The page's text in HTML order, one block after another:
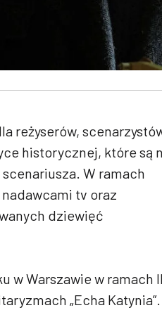
reżyserów,
historycznej, które są
W ramach
tv oraz
dziewięć
w Warszawie w ramach
„Echa Katynia”.